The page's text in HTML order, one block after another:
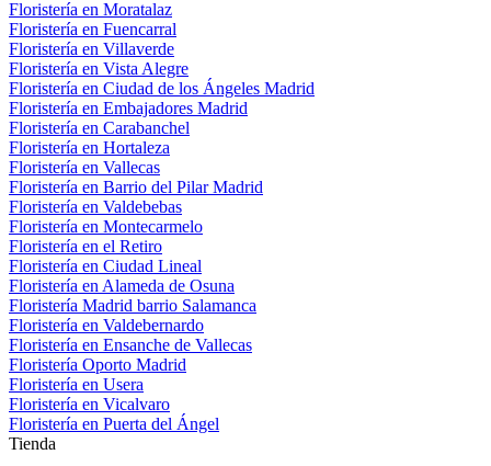
Floristería en Moratalaz
Floristería en Fuencarral
Floristería en Villaverde
Floristería en Vista Alegre
Floristería en Ciudad de los Ángeles Madrid
Floristería en Embajadores Madrid
Floristería en Carabanchel
Floristería en Hortaleza
Floristería en Vallecas
Floristería en Barrio del Pilar Madrid
Floristería en Valdebebas
Floristería en Montecarmelo
Floristería en el Retiro
Floristería en Ciudad Lineal
Floristería en Alameda de Osuna
Floristería Madrid barrio Salamanca
Floristería en Valdebernardo
Floristería en Ensanche de Vallecas
Floristería Oporto Madrid
Floristería en Usera
Floristería en Vicalvaro
Floristería en Puerta del Ángel
Tienda